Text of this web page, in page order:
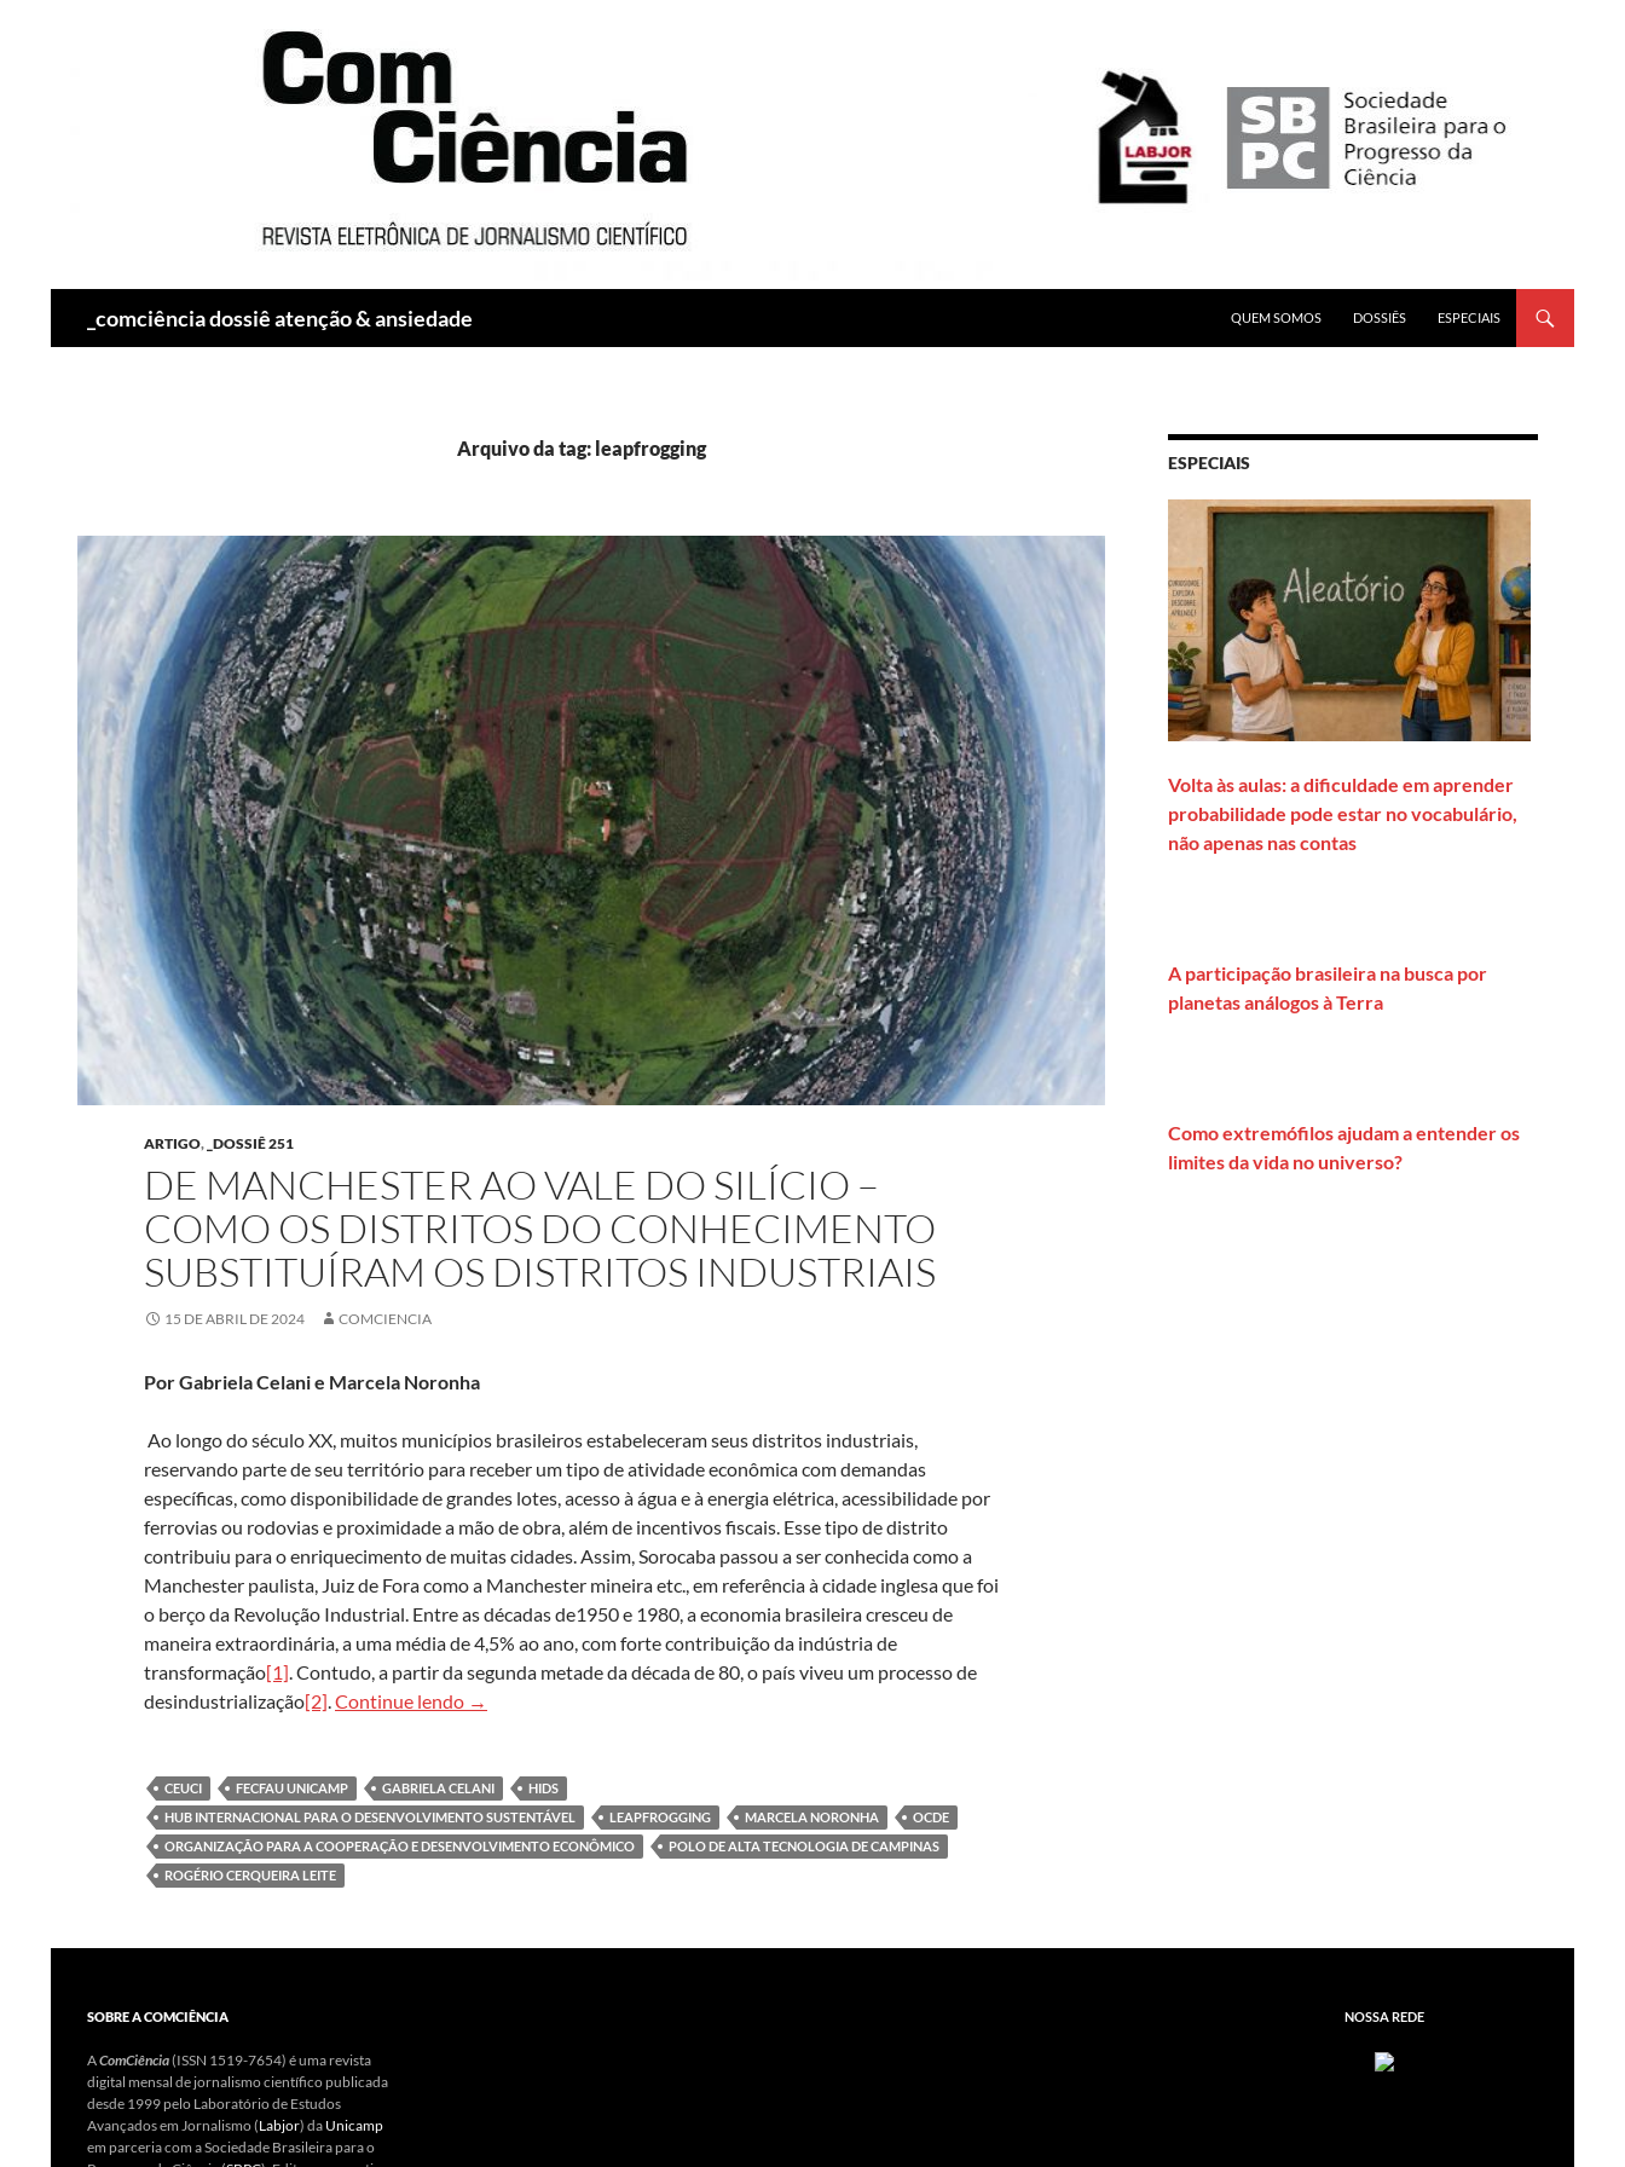
_comciência dossiê atenção & ansiedade
QUEM SOMOS
DOSSIÊS ESPECIAIS
Arquivo da tag: leapfrogging
ARTIGO, _DOSSIÊ 251
DE MANCHESTER AO VALE DO SILÍCIO –
COMO OS DISTRITOS DO CONHECIMENTO
SUBSTITUÍRAM OS DISTRITOS INDUSTRIAIS
15 DE ABRIL DE 2024 COMCIENCIA
Por Gabriela Celani e Marcela Noronha
Ao longo do século XX, muitos municípios brasileiros estabeleceram seus distritos industriais,
reservando parte de seu território para receber um tipo de atividade econômica com demandas
específicas, como disponibilidade de grandes lotes, acesso à água e à energia elétrica, acessibilidade por
ferrovias ou rodovias e proximidade a mão de obra, além de incentivos fiscais. Esse tipo de distrito
contribuiu para o enriquecimento de muitas cidades. Assim, Sorocaba passou a ser conhecida como a
Manchester paulista, Juiz de Fora como a Manchester mineira etc., em referência à cidade inglesa que foi
o berço da Revolução Industrial. Entre as décadas de1950 e 1980, a economia brasileira cresceu de
maneira extraordinária, a uma média de 4,5% ao ano, com forte contribuição da indústria de
transformação[1] . Contudo, a partir da segunda metade da década de 80, o país viveu um processo de
desindustrialização[2] Continue lendo De Manchester ao Vale do Silício – Como os distritos do conhecimento substituíram os distritos industriais
→
CEUCI FECFAU UNICAMP GABRIELA CELANI
HIDS
HUB INTERNACIONAL PARA O DESENVOLVIMENTO SUSTENTÁVEL
LEAPFROGGING MARCELA NORONHA
OCDE
ORGANIZAÇÃO PARA A COOPERAÇÃO E DESENVOLVIMENTO ECONÔMICO
POLO DE ALTA TECNOLOGIA DE CAMPINAS
ROGÉRIO CERQUEIRA LEITE
ESPECIAIS
Volta às aulas: a dificuldade em aprender
probabilidade pode estar no vocabulário,
não apenas nas contas
A participação brasileira na busca por
planetas análogos à Terra
Como extremófilos ajudam a entender os
limites da vida no universo?
SOBRE A COMCIÊNCIA
AComCiência(ISSN 1519-7654) é uma revista
digital mensal de jornalismo científico publicada
desde 1999 pelo Laboratório de Estudos
Avançados em Jornalismo (Labjor) da Unicamp
em parceria com a Sociedade Brasileira para o
NOSSA REDE